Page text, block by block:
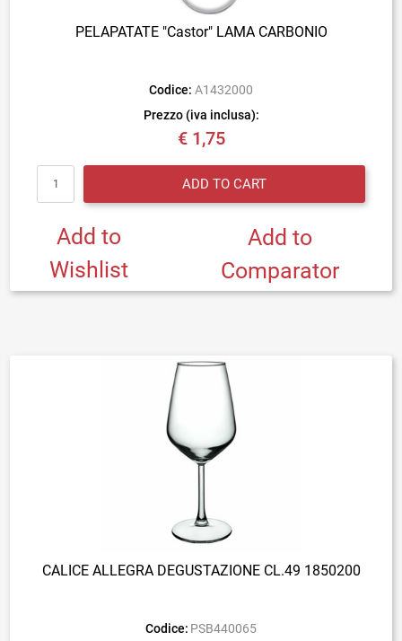
PELAPATATE "Castor" LAMA CARBONIO
Codice: A1432000
Prezzo (iva inclusa):
€ 1,75
ADD TO CART
Add to
Wishlist
Add to
Comparator
CALICE ALLEGRA DEGUSTAZIONE CL.49 1850200
Codice: PSB440065